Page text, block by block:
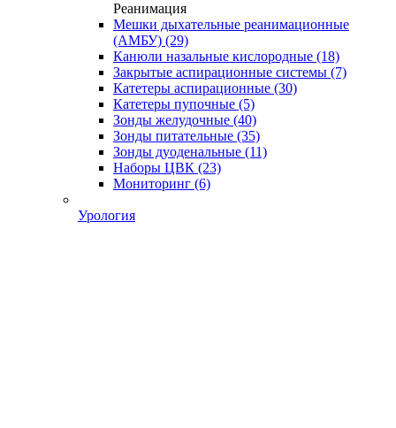
Реанимация
Мешки дыхательные реанимационные
(АМБУ) (29)
Канюли назальные кислородные (18)
Закрытые аспирационные системы (7)
Катетеры аспирационные (30)
Катетеры пупочные (5)
Зонды желудочные (40)
Зонды питательные (35)
Зонды дуоденальные (11)
Наборы ЦВК (23)
Мониторинг (6)
Урология